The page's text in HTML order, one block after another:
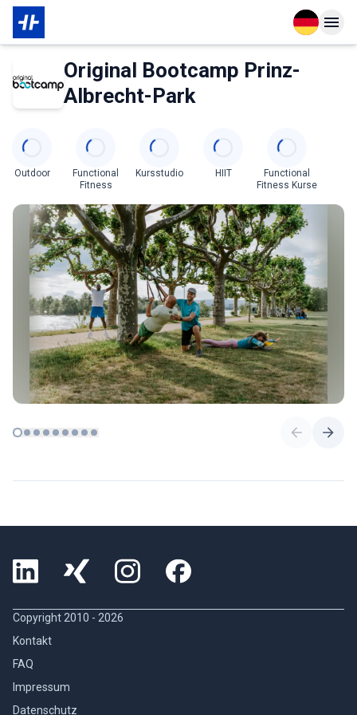
OpenOpen
Das Wichtigste zur Mitgliedschaft
Original Bootcamp Prinz-
Albrecht-Park
Categories
Outdoor
Functional
Fitness
Kursstudio HIIT
Functional
Fitness Kurse
Copyright 2010 - 2026
Kontakt
FAQ
Impressum
Datenschutz